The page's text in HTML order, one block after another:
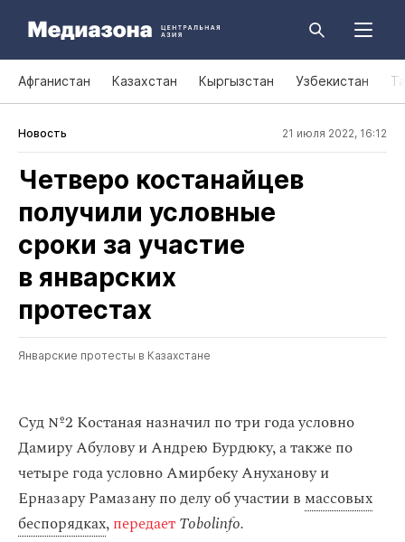
Афганистан Казахстан Кыргызстан Узбекистан
Новость 21 июля 2022, 16:12
Четверо костанайцев
получили условные
сроки за участие
в январских
протестах
Январские протесты в Казахстане
Суд №2 Костаная назначил по три года условно
Дамиру Абулову и Андрею Бурдюку, а также по
четыре года условно Амирбеку Ануханову и
Ерназару Рамазану по делу об участии в массовых
беспорядках,передаетTobolinfo.